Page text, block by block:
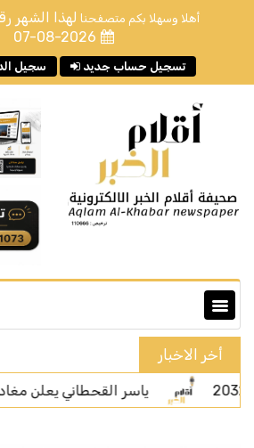
أهلا وسهلا بكم متصفحنا لهذا الشهر
07-08-2026
سجيل تسجيل حساب جديد
أخر الاخبار
ياسر القحطاني يعلن مغادرته beIN SPORTS بعد أربعة أعوام من الحضور الإعلامي